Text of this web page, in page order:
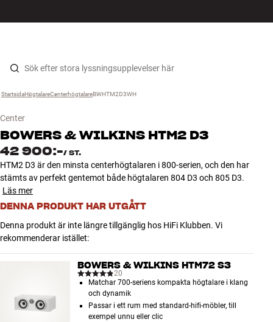
Hopp til innhold
Högtalare
Hörlurar
Surround
System
Kablar
INSPIRATION
Startsida ›
Högtalare ›
Centerhögtalare ›
BWHTM2D3WH
Center
BOWERS & WILKINS HTM2 D3
42 900:-/ ST.
HTM2 D3 är den minsta centerhögtalaren i 800-serien, och den har
stämts av perfekt gentemot både högtalaren 804 D3 och 805 D3.
Läs mer
DENNA PRODUKT HAR UTGÅTT
Denna produkt är inte längre tillgänglig hos HiFi Klubben. Vi
rekommenderar istället:
BOWERS & WILKINS HTM72 S3
20
Matchar 700-seriens kompakta högtalare i klang
och dynamik
Passar i ett rum med standard-hifi-möbler, till
exempel unnu eller clic